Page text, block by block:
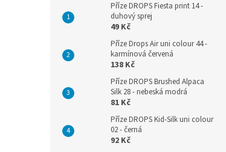
Příze DROPS Fiesta print 14 -
duhový sprej
49 Kč
Příze Drops Air uni colour 44 -
karmínová červená
138 Kč
Příze DROPS Brushed Alpaca
Silk 28 - nebeská modrá
81 Kč
Příze DROPS Kid-Silk uni colour
02 - černá
92 Kč